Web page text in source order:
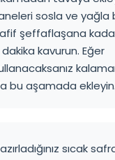
sosla ve yağla
şeffaflaşana
kavurun. Eğer
bu aşamada ekleyin.
sıcak